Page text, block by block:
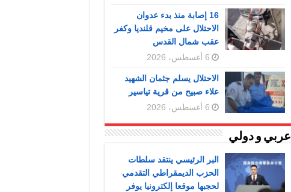
16 إصابة منذ بدء عدوان
الاحتلال على مخيم قلنديا وكفر
عقب شمال القدس
6 أغسطس، 2026
الاحتلال يسلم جثمان الشهيد
علاء صبيح من قرية تياسير
6 أغسطس، 2026
عربي و دولي
البر الرئيسي ينتقد سلطات
الحزب الديمقراطي التقدمي
لحجبها موقعا إلكترونيا يوفر